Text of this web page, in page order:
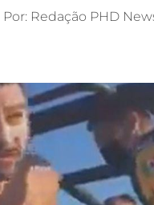
Por: Redação PHD